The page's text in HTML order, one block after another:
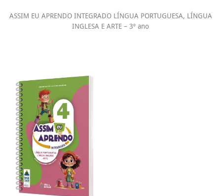
ASSIM EU APRENDO INTEGRADO LÍNGUA PORTUGUESA, LÍNGUA
INGLESA E ARTE – 3º ano